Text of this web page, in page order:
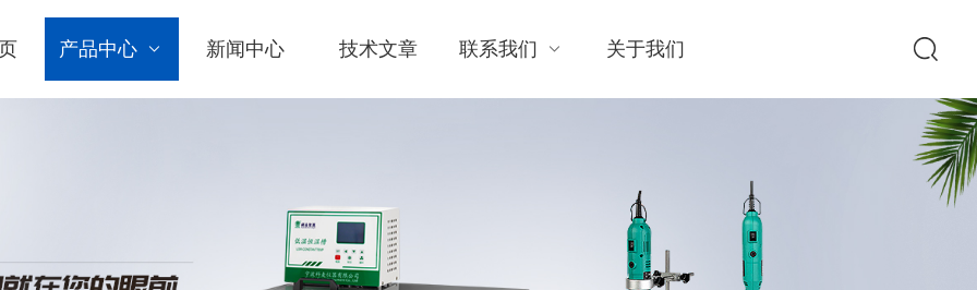
产品中心 新闻中心 技术文章 联系我们 关于我们